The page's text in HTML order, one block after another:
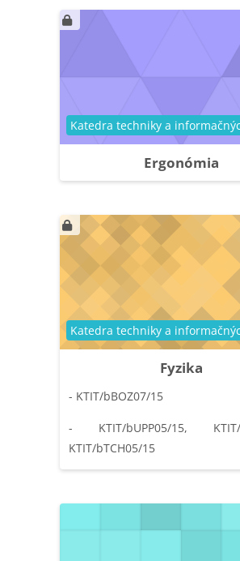
Ergonómia
Kategória kurzu
Fyzika
Kategória kurzu
- KTIT/bBOZ07/15
- KTIT/bUPP05/15, KTIT/
KTIT/bTCH05/15